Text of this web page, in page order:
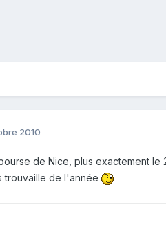
2010
de Nice, plus exactement
trouvaille de l'année